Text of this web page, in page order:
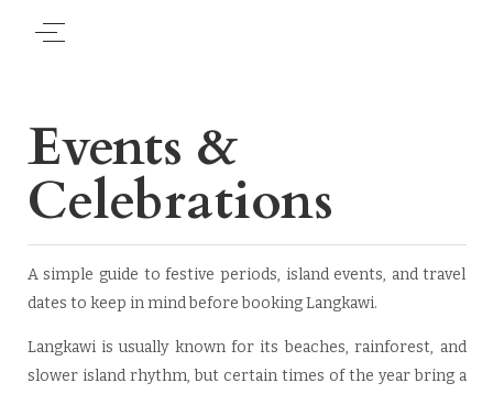
Events &
Celebrations
A simple guide to festive periods, island events, and travel
dates to keep in mind before booking Langkawi.
Langkawi is usually known for its beaches, rainforest, and
slower island rhythm, but certain times of the year bring a